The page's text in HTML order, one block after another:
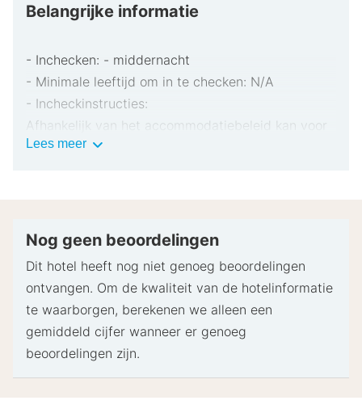
Belangrijke informatie
- Inchecken: - middernacht
- Minimale leeftijd om in te checken: N/A
- Incheckinstructies:
Afhankelijk van het accommodatiebeleid kan voor
extra personen een toeslag in rekening worden
pinpas of borgsom in contanten te verstrekken
Speciale verzoeken worden onder voorbehoud van
beschikbaarheid bij het inchecken ingewilligd.
Hiervoor kunnen extra kosten in rekening worden
gebracht. Speciale verzoeken kunnen niet worden
gegarandeerd.
Lees meerBelangrijke
Nog geen beoordelingen
Dit hotel heeft nog niet genoeg beoordelingen
ontvangen. Om de kwaliteit van de hotelinformatie
te waarborgen, berekenen we alleen een
gemiddeld cijfer wanneer er genoeg
beoordelingen zijn.